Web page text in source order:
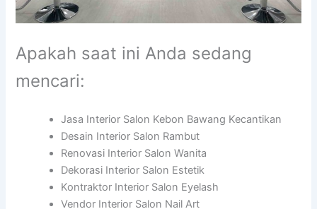
Apakah saat ini Anda sedang
mencari:
Jasa Interior Salon Kebon Bawang Kecantikan
Desain Interior Salon Rambut
Renovasi Interior Salon Wanita
Dekorasi Interior Salon Estetik
Kontraktor Interior Salon Eyelash
Vendor Interior Salon Nail Art